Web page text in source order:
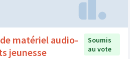
matériel audio-
jeunesse
Soumis
au vote